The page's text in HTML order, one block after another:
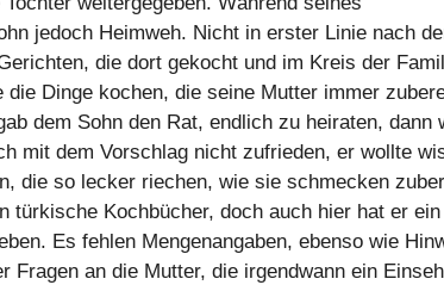
jedoch Heimweh. Nicht in erster Linie nach
die dort gekocht und im Kreis der
Dinge kochen, die seine Mutter immer
dem Sohn den Rat, endlich zu heiraten, dann
mit dem Vorschlag nicht zufrieden, er wollte
die so lecker riechen, wie sie schmecken
türkische Kochbücher, doch auch hier hat er ein
Es fehlen Mengenangaben, ebenso wie
an die Mutter, die irgendwann ein